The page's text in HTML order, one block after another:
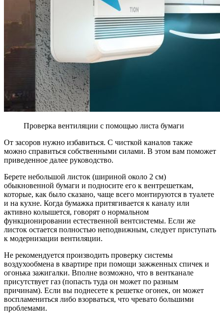
Проверка вентиляции с помощью листа бумаги
От засоров нужно избавиться. С чисткой каналов также
можно справиться собственными силами. В этом вам поможет
приведенное далее руководство.
Берете небольшой листок (шириной около 2 см)
обыкновенной бумаги и подносите его к вентрешеткам,
которые, как было сказано, чаще всего монтируются в туалете
и на кухне. Когда бумажка притягивается к каналу или
активно колышется, говорят о нормальном
функционировании естественной вентсистемы. Если же
листок остается полностью неподвижным, следует приступать
к модернизации вентиляции.
Не рекомендуется производить проверку системы
воздухообмена в квартире при помощи зажженных спичек и
огонька зажигалки. Вполне возможно, что в вентканале
присутствует газ (попасть туда он может по разным
причинам). Если вы поднесете к решетке огонек, он может
воспламениться либо взорваться, что чревато большими
проблемами.